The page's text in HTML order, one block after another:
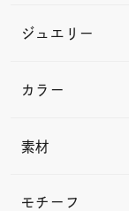
ジュエリー
カラー
素材
モチーフ